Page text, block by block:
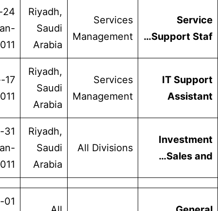
Support
Services
Management
Riyadh,
Arabia
Jan-
2011
IT
Services
Management
Riyadh,
Arabia
17-Jan-
All Divisions
Riyadh,
Saudi
Arabia
31-
Jan-
2011